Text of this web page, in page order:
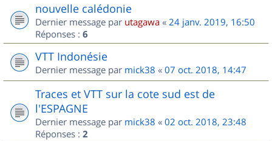
nouvelle calédonie
Dernier message par utagawa « 24 janv. 2019, 16:50
Réponses : 6
VTT Indonésie
Dernier message par mick38 « 07 oct. 2018, 14:47
Traces et VTT sur la cote sud est de
l'ESPAGNE
Dernier message par mick38 « 02 oct. 2018, 23:48
Réponses : 2